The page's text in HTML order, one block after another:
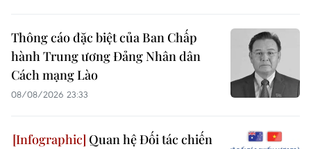
Thông cáo đặc biệt của Ban Chấp
hành Trung ương Đảng Nhân dân
Cách mạng Lào
08/08/2026 23:33
Quan hệ Đối tác chiến